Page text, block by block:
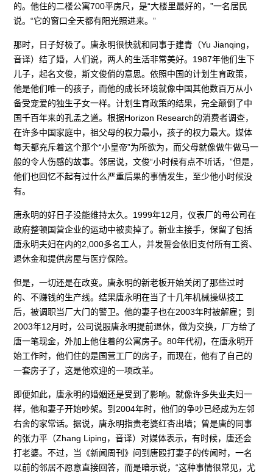
的。他住的二楼公寓700平房尺，是“大楼里最好的，”一名居民
说。“它的窗口全天都有阳光照进来。”
那时，日子好极了。唐永明很快就和同事于建青（Yu Jianqing，
音译）结了婚，人们说，两人的生活非常美好。1987年他们生下
儿子，起名文俊，斯文俊俏的意思。依照中国的计划生育政策，
他是他们唯一的孩子，而他的成长环境就像中国其他数百万从小
备受宠爱的独生子女一样。计划生育政策的结果，完全颠倒了中
国千百年来的孔孟之道。根据Horizon Research的消费者调查，
在许多中国家庭中，祖父母的权力最小，孩子的权力最大。媒体
每天都充斥着这个那个“小皇帝”为所欲为，而父母就像做牛做马一
般的令人伤感的故事。邻居说，文俊“小时候有点不听话，”但是，
他们也回忆不起有过什么严重后果的事情发生，至少他小时候没
有。
唐永明的好日子没能维持太久。1999年12月，仪表厂的母公司在
政府整顿国营企业的运动中被卖掉了。新业主接手，保留了包括
唐永明夫妇在内的2,000多名工人，并发誓会依旧支付所有工资、
退休金和提供房屋与医疗保险。
但是，一切还是在改变。唐永明的新老板开始关闭了那些过时
的、不赚钱的生产线。结果唐永明在当了十几年机械操纵技工
后，被调职当厂大门的警卫。他的妻子也在2003年时被解雇；到
2003年12月时，公司说服唐永明提前退休，做为交换，厂方给了
唐一笔现金，外加上他住着的公寓房子。80年代初，在唐永明开
始工作时，他们住的是国营工厂的房子，而现在，他有了自己的
一套房子了，这是他欢迎的一项改革。
即便如此，唐永明的婚姻还是受到了影响。就像许多失业夫妇一
样，他和妻子开始吵架。到2004年时，他们的争吵已经成为左邻
右舍的家常话。据说，唐永明指责老婆红杏出墙；曾是唐的同事
的张力平（Zhang Liping，音译）对媒体表示，有时候，唐还会
打老婆。不过，当《新闻周刊》问到唐殴打妻子的传闻时，一名
以前的邻居不愿意直接回答，而是暗示说，“这种事情很常见，尤